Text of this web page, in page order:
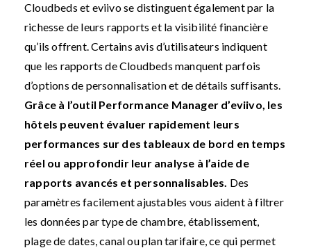
Cloudbeds et eviivo se distinguent également par la
richesse de leurs rapports et la visibilité financière
qu’ils offrent. Certains avis d’utilisateurs indiquent
que les rapports de Cloudbeds manquent parfois
d’options de personnalisation et de détails suffisants.
Grâce à l’outil Performance Manager d’eviivo, les
hôtels peuvent évaluer rapidement leurs
performances sur des tableaux de bord en temps
réel ou approfondir leur analyse à l’aide de
rapports avancés et personnalisables. Des
paramètres facilement ajustables vous aident à filtrer
les données par type de chambre, établissement,
plage de dates, canal ou plan tarifaire, ce qui permet